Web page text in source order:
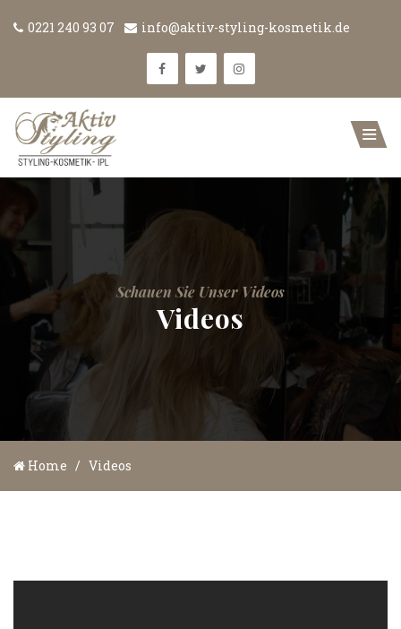
0221 240 93 07 info@aktiv-styling-kosmetik.de
Schauen Sie Unser Videos
Videos
Home / Videos